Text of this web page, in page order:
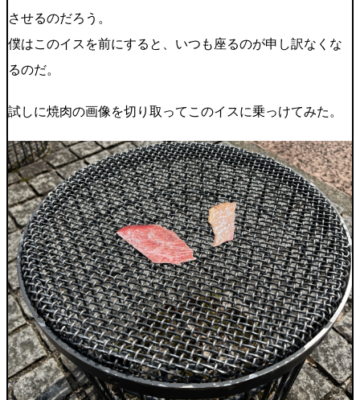
させるのだろう。
僕はこのイスを前にすると、いつも座るのが申し訳なくな
るのだ。
試しに焼肉の画像を切り取ってこのイスに乗っけてみた。